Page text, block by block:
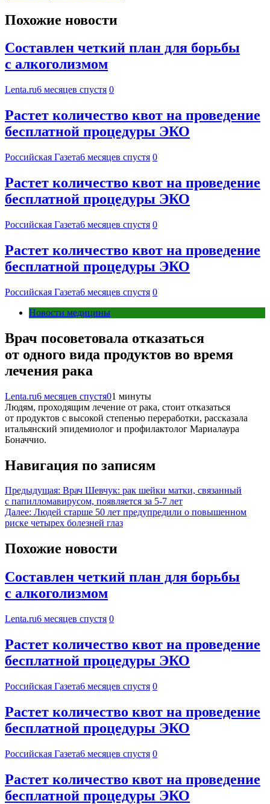
Похожие новости
Составлен четкий план для борьбы
с алкоголизмом
Lenta.ru6 месяцев спустя 0
Растет количество квот на проведение
бесплатной процедуры ЭКО
Российская Газета6 месяцев спустя 0
Растет количество квот на проведение
бесплатной процедуры ЭКО
Российская Газета6 месяцев спустя 0
Растет количество квот на проведение
бесплатной процедуры ЭКО
Российская Газета6 месяцев спустя 0
Новости медицины
Врач посоветовала отказаться
от одного вида продуктов во время
лечения рака
Lenta.ru6 месяцев спустя01 минуты
Людям, проходящим лечение от рака, стоит отказаться
от продуктов с высокой степенью переработки, рассказала
итальянский эпидемиолог и профилактолог Мариалаура
Боначчио.
Навигация по записям
Предыдущая: Врач Шевчук: рак шейки матки, связанный
с папилломавирусом, появляется за 5-7 лет
Далее: Людей старше 50 лет предупредили о повышенном
риске четырех болезней глаз
Похожие новости
Составлен четкий план для борьбы
с алкоголизмом
Lenta.ru6 месяцев спустя 0
Растет количество квот на проведение
бесплатной процедуры ЭКО
Российская Газета6 месяцев спустя 0
Растет количество квот на проведение
бесплатной процедуры ЭКО
Российская Газета6 месяцев спустя 0
Растет количество квот на проведение
бесплатной процедуры ЭКО